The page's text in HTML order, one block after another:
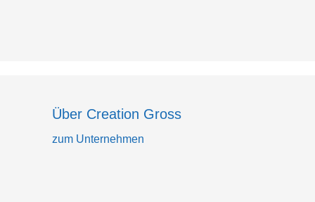
Über Creation Gross
zum Unternehmen